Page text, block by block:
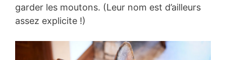
garder les moutons. (Leur nom est d’ailleurs
assez explicite !)